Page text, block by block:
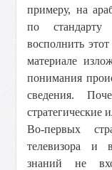
примеру, на
по
восполнить
материале
понимания
сведения.
стратегические
Во-первых
телевизора и
знаний не